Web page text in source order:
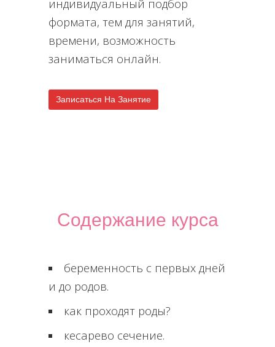
индивидуальный подбор
формата, тем для занятий,
времени, возможность
заниматься онлайн.
Записаться На Занятие
Содержание курса
беременность с первых дней
и до родов.
как проходят роды?
кесарево сечение.